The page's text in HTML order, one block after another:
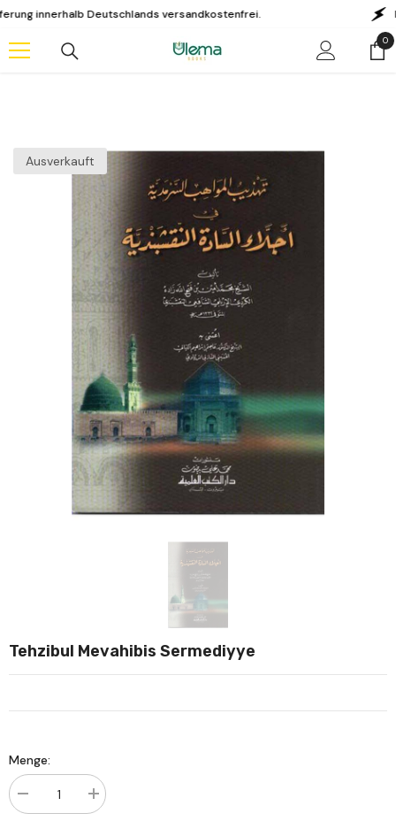
Zum Inhalt springen
Deutschlands versandkostenfrei. KAUF
0
0
Ausverkauft
Tehzibul Mevahibis Sermediyye
Menge:
verringern
Menge
erhöhen